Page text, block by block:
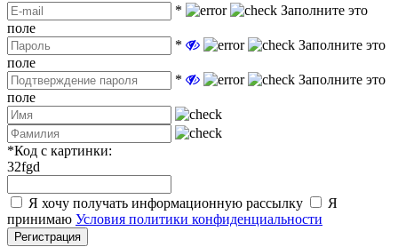
*
Заполните это
поле
*
Заполните это
поле
*
Заполните это
поле
*Код с картинки:
32fgd
Я хочу получать информационную рассылку
Я
принимаю Условия политики конфиденциальности
Регистрация